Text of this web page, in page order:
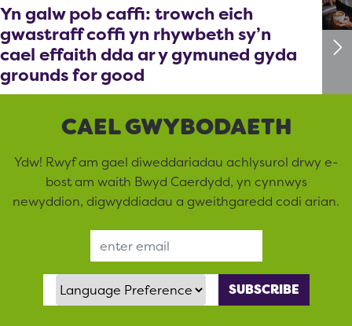
Yn galw pob caffi: trowch eich
gwastraff coffi yn rhywbeth sy’n
cael effaith dda ar y gymuned gyda
grounds for good
CAEL GWYBODAETH
Ydw! Rwyf am gael diweddariadau achlysurol drwy e-
bost am waith Bwyd Caerdydd, yn cynnwys
newyddion, digwyddiadau a gweithgaredd codi arian.
Language Preference